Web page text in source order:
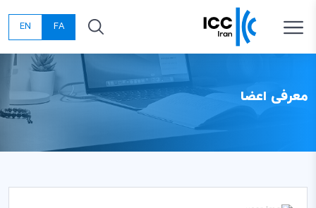
FA
EN
معرفی اعضا